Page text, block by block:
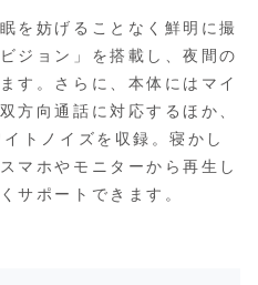
を妨げることなく鮮明に撮
ジョン」を搭載し、夜間の
す。さらに、本体にはマイ
方向通話に対応するほか、
トノイズを収録。寝かし
マホやモニターから再生し
サポートできます。